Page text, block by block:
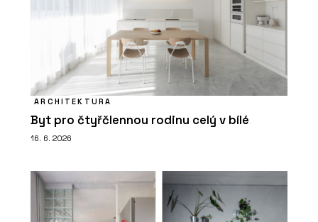
ARCHITEKTURA
Byt pro čtyřčlennou rodinu celý v bílé
16. 6. 2026